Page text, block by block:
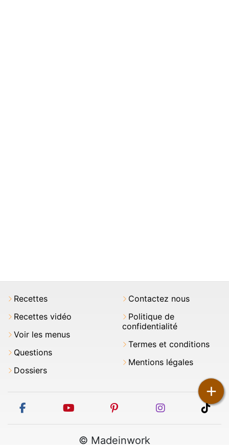
+
Recettes
Recettes vidéo
Voir les menus
Questions
Dossiers
Contactez nous
Politique de
confidentialité
Termes et conditions
Mentions légales
facebook youtube pinterest instagram
© Madeinwork